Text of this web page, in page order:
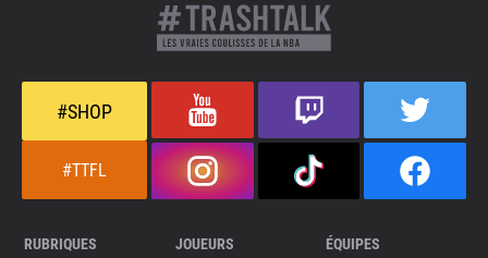
#SHOP
#TTFL
RUBRIQUES
JOUEURS ÉQUIPES